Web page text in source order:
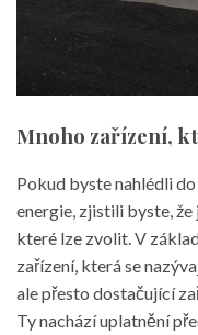
Mnoho zařízení,
Pokud byste nahlédli
energie, zjistili byste,
které lze zvolit. V
zařízení, která se
ale přesto dostačující
Ty nachází uplatnění